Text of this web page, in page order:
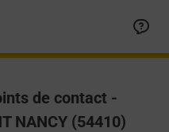
de contact -
NANCY (54410)